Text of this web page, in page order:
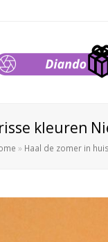
kleuren
» Haal de zomer in